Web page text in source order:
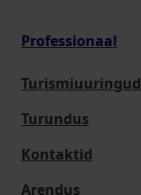
Professionaal
Turismiuuringud
Turundus
Kontaktid
Arendus